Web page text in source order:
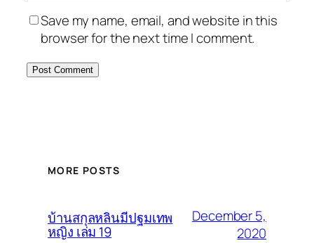
Save my name, email, and website in this
browser for the next time I comment.
MORE POSTS
บ้านสกุลหลินมีปฐมเทพ
หญิง เล่ม 19
December 5,
2020